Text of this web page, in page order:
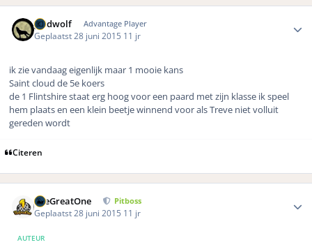
geldwolf Advantage Player
Geplaatst 28 juni 2015 11 jr
ik zie vandaag eigenlijk maar 1 mooie kans
Saint cloud de 5e koers
de 1 Flintshire staat erg hoog voor een paard met zijn klasse ik speel
hem plaats en een klein beetje winnend voor als Treve niet volluit
gereden wordt
Citeren
TheGreatOne Pitboss
Geplaatst 28 juni 2015 11 jr
AUTEUR